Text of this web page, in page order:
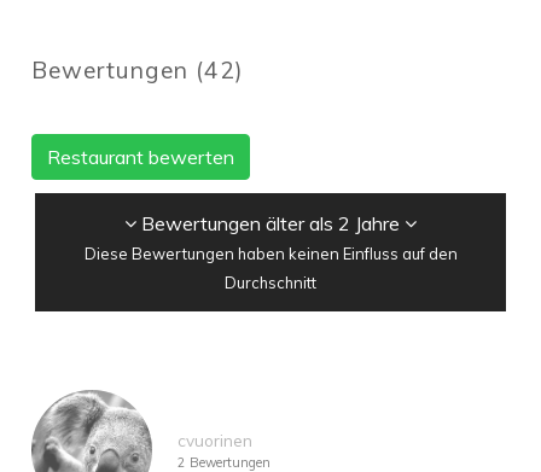
Bewertungen (42)
Restaurant bewerten
Bewertungen älter als 2 Jahre
Diese Bewertungen haben keinen Einfluss auf den
Durchschnitt
cvuorinen
2 Bewertungen